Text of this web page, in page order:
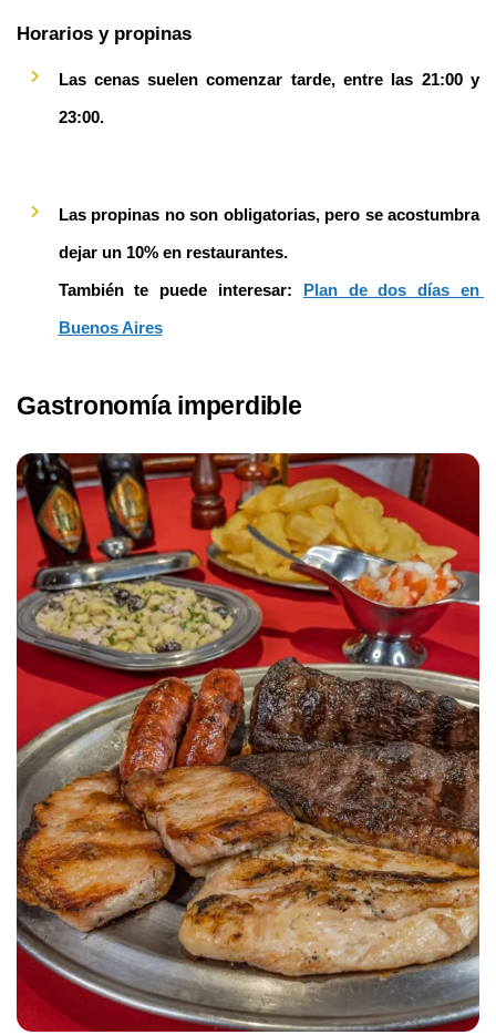
Horarios y propinas
Las cenas suelen comenzar tarde, entre las 21:00 y
23:00.
Las propinas no son obligatorias, pero se acostumbra
dejar un 10% en restaurantes.
También te puede interesar: Plan de dos días en
Buenos Aires
Gastronomía imperdible